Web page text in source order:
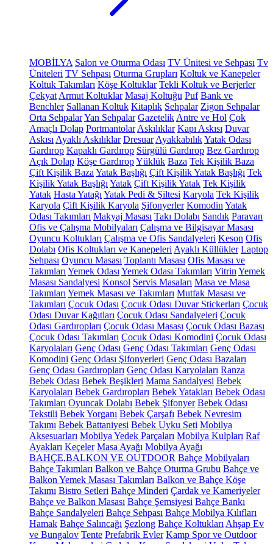
MOBİLYA Salon ve Oturma Odası TV Ünitesi ve Sehpası Tv
Üniteleri TV Sehpası Oturma Grupları Koltuk ve Kanepeler
Koltuk Takımları Köşe Koltuklar Tekli Koltuk ve Berjerler
Çekyat Armut Koltuklar Masaj Koltuğu Puf Bank ve
Benchler Sallanan Koltuk Kitaplık Sehpalar Zigon Sehpalar
Orta SehpalarYan Sehpalar Gazetelik Antre ve Hol Çok
Amaçlı Dolap Portmantolar Askılıklar Kapı Askısı Duvar
Askısı Ayaklı Askılıklar Dresuar AyakkabılıkYatak Odası
Gardırop Kapaklı Gardırop Sürgülü Gardırop Bez Gardırop
Açık Dolap Köşe GardıropYüklük Baza Tek Kişilik Baza
Çift Kişilik Baza Yatak Başlığı Çift Kişilik Yatak Başlığı Tek
Kişilik Yatak Başlığı Yatak Çift Kişilik Yatak Tek Kişilik
Yatak Hasta Yatağı Yatak Pedi & Şiltesi Karyola Tek Kişilik
Karyola Çift Kişilik Karyola Şifonyerler Komodin Yatak
Odası Takımları Makyaj Masası Takı Dolabı Sandık Paravan
Ofis ve Çalışma Mobilyaları Çalışma ve Bilgisayar Masası
Oyuncu Koltukları Çalışma ve Ofis Sandalyeleri Keson Ofis
Dolabı Ofis Koltukları ve Kanepeleri Ayaklı Küllükler Laptop
Sehpası Oyuncu Masası Toplantı Masası Ofis Masası ve
Takımları Yemek Odası Yemek Odası Takımları Vitrin Yemek
Masası Sandalyesi Konsol Servis Masaları Masa ve Masa
Takımları Yemek Masası ve Takımları Mutfak Masası ve
Takımları Çocuk Odası Çocuk Odası Duvar Stickerları Çocuk
Odası Duvar Kağıtları Çocuk Odası Sandalyeleri Çocuk
Odası Gardıropları Çocuk Odası Masası Çocuk Odası Bazası
Çocuk Odası Takımları Çocuk Odası Komodini Çocuk Odası
Karyolaları Genç Odası Genç Odası Takımları Genç Odası
Komodini Genç Odası Şifonyerleri Genç Odası Bazaları
Genç Odası Gardıropları Genç Odası Karyolaları Ranza
Bebek Odası Bebek Beşikleri Mama Sandalyesi Bebek
Karyolaları Bebek Gardıropları Bebek Yatakları Bebek Odası
Takımları Oyuncak Dolabı Bebek Şifonyer Bebek Odası
Tekstili Bebek Yorganı Bebek Çarşafı Bebek Nevresim
Takımı Bebek Battaniyesi Bebek Uyku Seti Mobilya
Aksesuarları Mobilya Yedek Parçaları Mobilya Kulpları Raf
Ayakları Keçeler Masa Ayağı Mobilya Ayağı
BAHÇE,BALKON VE OUTDOOR Bahçe Mobilyaları
Bahçe Takımları Balkon ve Bahçe Oturma Grubu Bahçe ve
Balkon Yemek Masası Takımları Balkon ve Bahçe Köşe
Takımı Bistro Setleri Bahçe Minderi Çardak ve Kameriyeler
Bahçe ve Balkon Masası Bahçe Şemsiyesi Bahçe Bankı
Bahçe Sandalyeleri Bahçe Sehpası Bahçe Mobilya Kılıfları
Hamak Bahçe Salıncağı Şezlong Bahçe Koltukları Ahşap Ev
ve Bungalov Tente Prefabrik Evler Kamp Spor ve Outdoor